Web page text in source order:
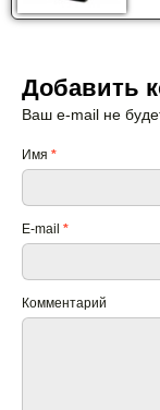
Добавить
Ваш e-mail не
Имя *
E-mail *
Комментарий